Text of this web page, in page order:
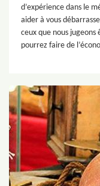
d’expérience dans le
aider à vous
ceux que nous
pourrez faire de